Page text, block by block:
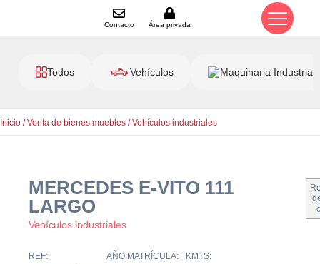
Contacto Área privada
Todos Vehículos Maquinaria Industrial
Inicio /Venta de bienes muebles /Vehículos industriales
MERCEDES E-VITO 111
LARGO
Vehículos industriales
REF: AÑO:MATRÍCULA: KMTS: